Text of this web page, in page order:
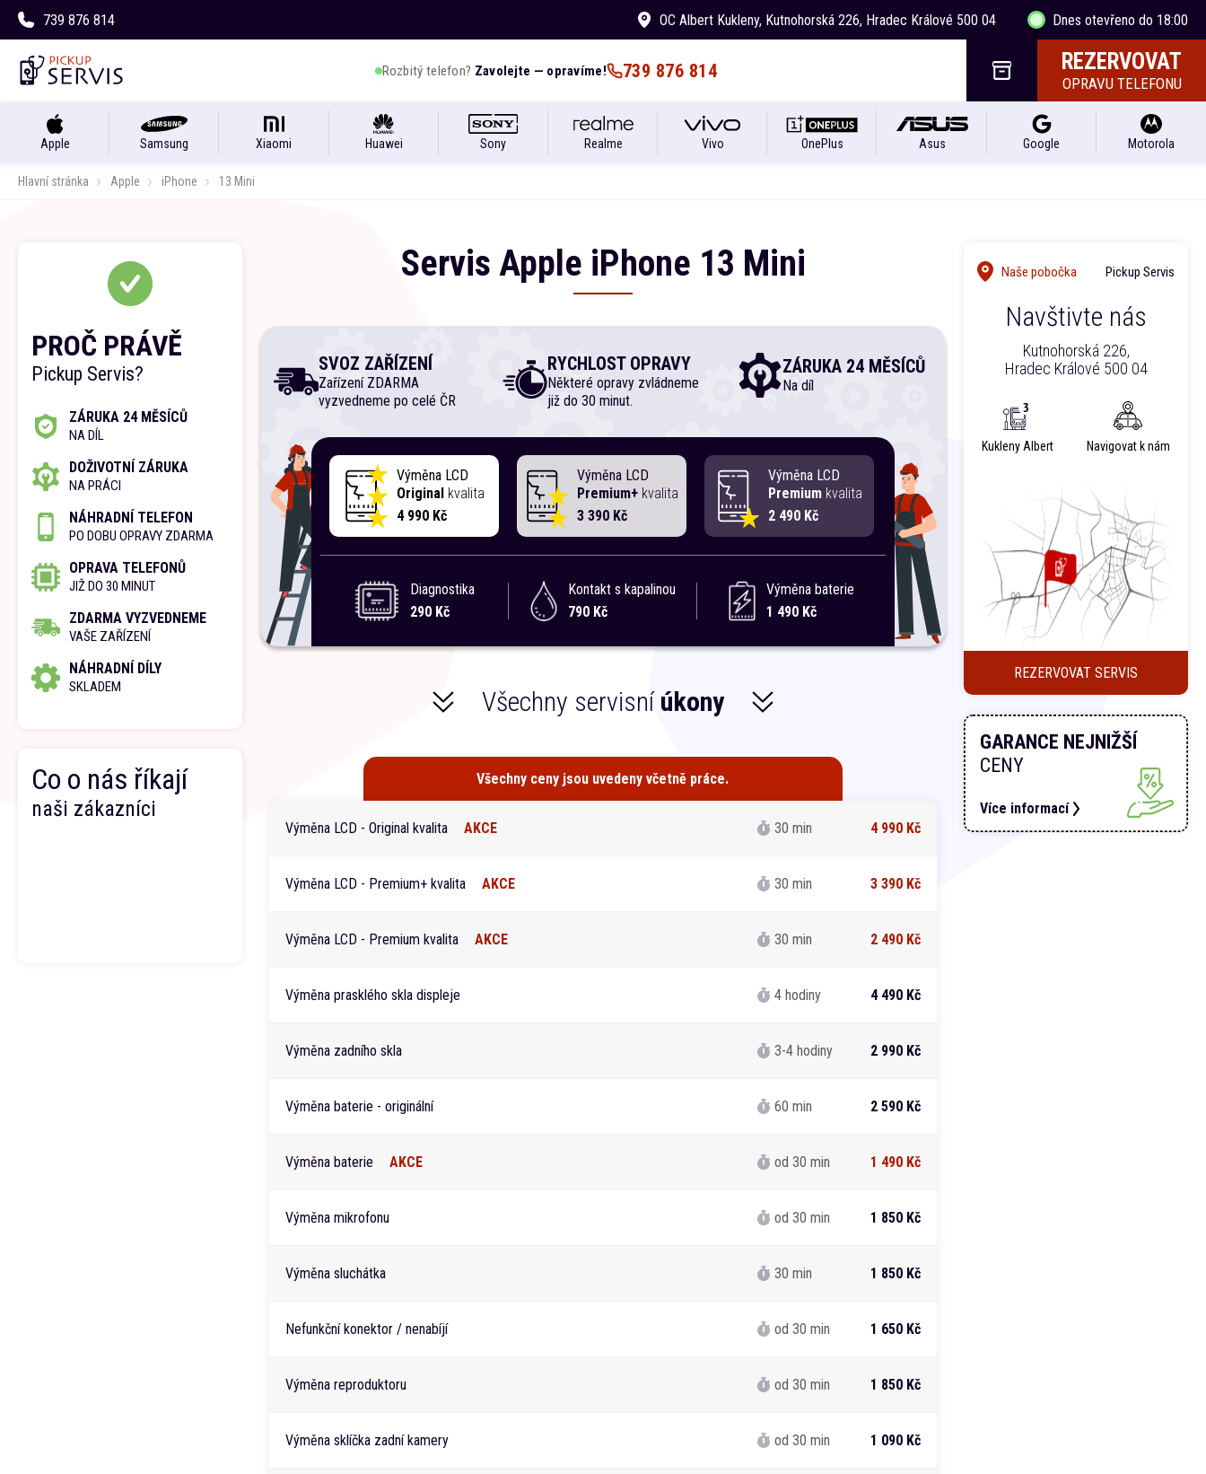
739 876 814 OC Albert Kukleny, Kutnohorská 226, Hradec Králové 500 04 Dnes otevřeno do 18:00
Rozbitý telefon? Zavolejte — opravíme! 739 876 814 REZERVOVAT
OPRAVU TELEFONU
Apple Samsung Xiaomi Huawei Sony Realme Vivo OnePlus Asus Google Motorola
Hlavní stránka Apple iPhone 13 Mini
Servis Apple iPhone 13 Mini
SVOZ ZAŘÍZENÍ
Zařízení ZDARMA
vyzvedneme po celé ČR
RYCHLOST OPRAVY
Některé opravy zvládneme
již do 30 minut.
ZÁRUKA 24 MĚSÍCŮ
Na díl
Výměna LCD
Originalkvalita
4 990 Kč
Výměna LCD
Premium+ kvalita
3 390 Kč
Výměna LCD
Premium kvalita
2 490 Kč
Diagnostika
290 Kč
Kontakt s kapalinou
790 Kč
Výměna baterie
1 490 Kč
Všechny servisní úkony
Všechny ceny jsou uvedeny včetně práce.
Výměna LCD - Original kvalita AKCE 30 min 4 990 Kč
Výměna LCD - Premium+ kvalita AKCE 30 min 3 390 Kč
Výměna LCD - Premium kvalita AKCE 30 min 2 490 Kč
Výměna prasklého skla displeje 4 hodiny 4 490 Kč
Výměna zadního skla 3-4 hodiny 2 990 Kč
Výměna baterie - originální 60 min 2 590 Kč
Výměna baterie AKCE od 30 min 1 490 Kč
Výměna mikrofonu od 30 min 1 850 Kč
Výměna sluchátka 30 min 1 850 Kč
Nefunkční konektor / nenabíjí od 30 min 1 650 Kč
Výměna reproduktoru od 30 min 1 850 Kč
Výměna sklíčka zadní kamery od 30 min 1 090 Kč
PROČ PRÁVĚ
Pickup Servis?
ZÁRUKA 24 MĚSÍCŮ
NA DÍL
DOŽIVOTNÍ ZÁRUKA
NA PRÁCI
NÁHRADNÍ TELEFON
PO DOBU OPRAVY ZDARMA
OPRAVA TELEFONŮ
JIŽ DO 30 MINUT
ZDARMA VYZVEDNEME
VAŠE ZAŘÍZENÍ
NÁHRADNÍ DÍLY
SKLADEM
Co o nás říkají
naši zákazníci
Naše pobočka Pickup Servis
Navštivte nás
Kutnohorská 226,
Hradec Králové 500 04
Kukleny Albert Navigovat k nám
REZERVOVAT SERVIS
GARANCE NEJNIŽŠÍ
CENY
Více informací